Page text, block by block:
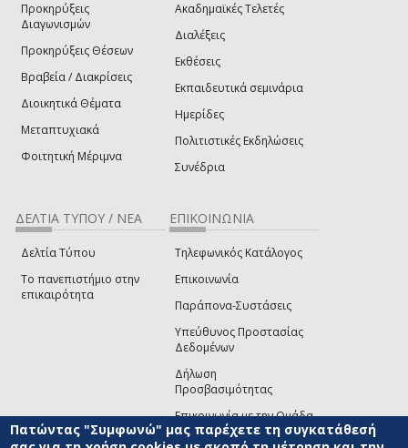
Προκηρύξεις
Διαγωνισμών
Προκηρύξεις Θέσεων
Βραβεία / Διακρίσεις
Διοικητικά Θέματα
Μεταπτυχιακά
Φοιτητική Μέριμνα
Ακαδημαϊκές Τελετές
Διαλέξεις
Εκθέσεις
Εκπαιδευτικά σεμινάρια
Ημερίδες
Πολιτιστικές Εκδηλώσεις
Συνέδρια
ΔΕΛΤΙΑ ΤΥΠΟΥ / ΝΕΑ
Δελτία Τύπου
Το πανεπιστήμιο στην
επικαιρότητα
ΕΠΙΚΟΙΝΩΝΙΑ
Τηλεφωνικός Κατάλογος
Επικοινωνία
Παράπονα-Συστάσεις
Υπεύθυνος Προστασίας
Δεδομένων
Δήλωση
Προσβασιμότητας
Επικοινωνία με την Ομάδα
Ανάπτυξης του site(link sends e-mail)
Πατώντας "Συμφωνώ" μας παρέχετε τη συγκατάθεσή